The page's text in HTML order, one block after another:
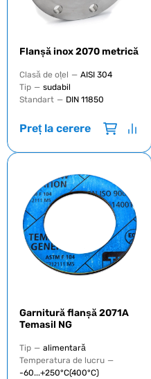
Flanșă inox 2070 metrică
Clasă de oțel — AISI 304
Tip — sudabil
Standart — DIN 11850
Preț la cerere
Garnitură flanșă 2071A
Temasil NG
Tip — alimentară
Temperatura de lucru —
-60...+250°C(400°C)